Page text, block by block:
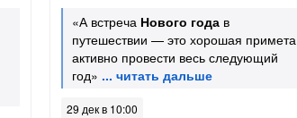
«А встреча Нового годав
путешествии — это хорошая примета
активно провести весь следующий
год»
29 дек в 10:00